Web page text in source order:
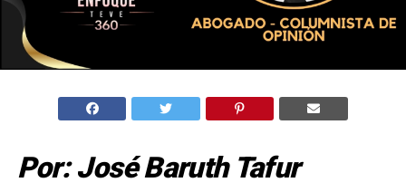
Por: José Baruth Tafur